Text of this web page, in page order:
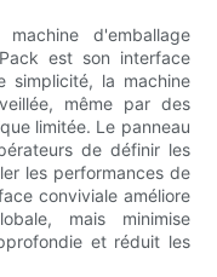
d'emballage
est son interface
simplicité, la machine
même par des
limitée. Le panneau
de définir les
les performances de
conviviale améliore
mais minimise
et réduit les